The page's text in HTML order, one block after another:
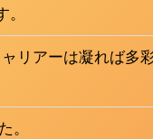
リアーは凝れば多
。